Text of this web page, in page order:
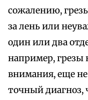
сожалению,
за лень или
один или два
например, грезы
внимания, еще
точный диагноз,